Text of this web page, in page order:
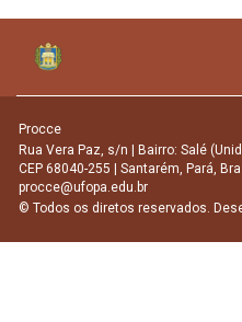
Procce
Rua Vera Paz, s/n | Bairro: Salé
CEP 68040-255 | Santarém, Pará,
procce@ufopa.edu.br
© Todos os diretos reservados.